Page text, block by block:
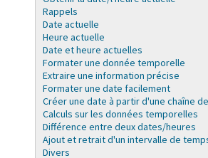
Rappels
Date actuelle
Heure actuelle
Date et heure actuelles
Formater une donnée temporelle
Extraire une information précise
Formater une date facilement
Créer une date à partir d'une chaîne
Calculs sur les données temporelles
Différence entre deux dates/heures
Ajout et retrait d'un intervalle de
Divers